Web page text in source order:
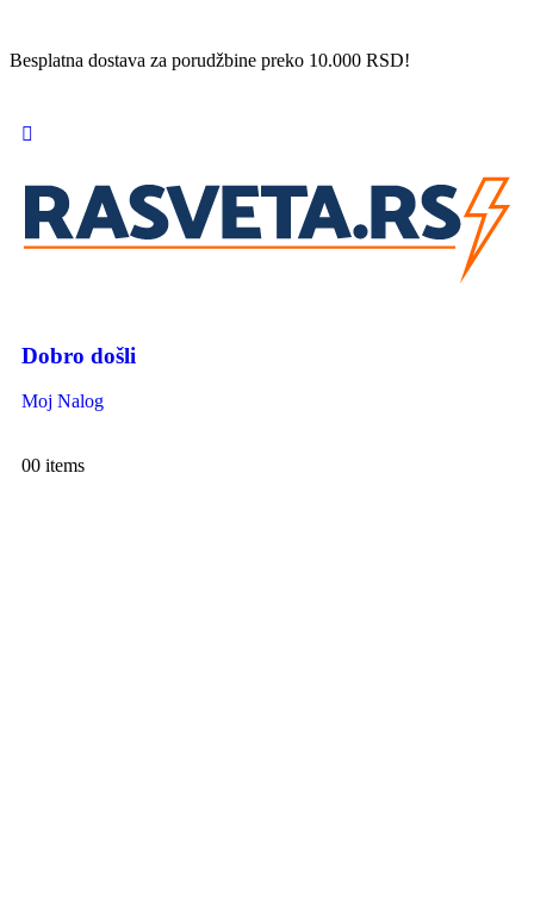
Besplatna dostava za porudžbine preko 10.000 RSD!
Dobro došli
Moj Nalog
00 items